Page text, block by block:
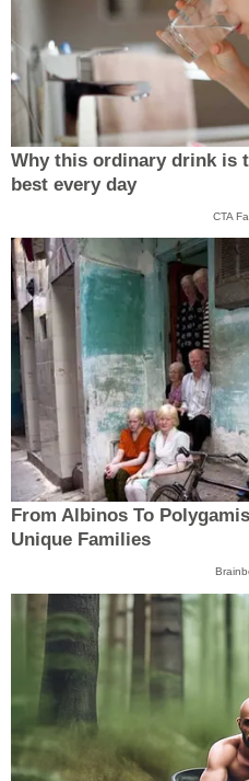
Why this ordinary drink is
best every day
CTA
From Albinos To
Unique Families